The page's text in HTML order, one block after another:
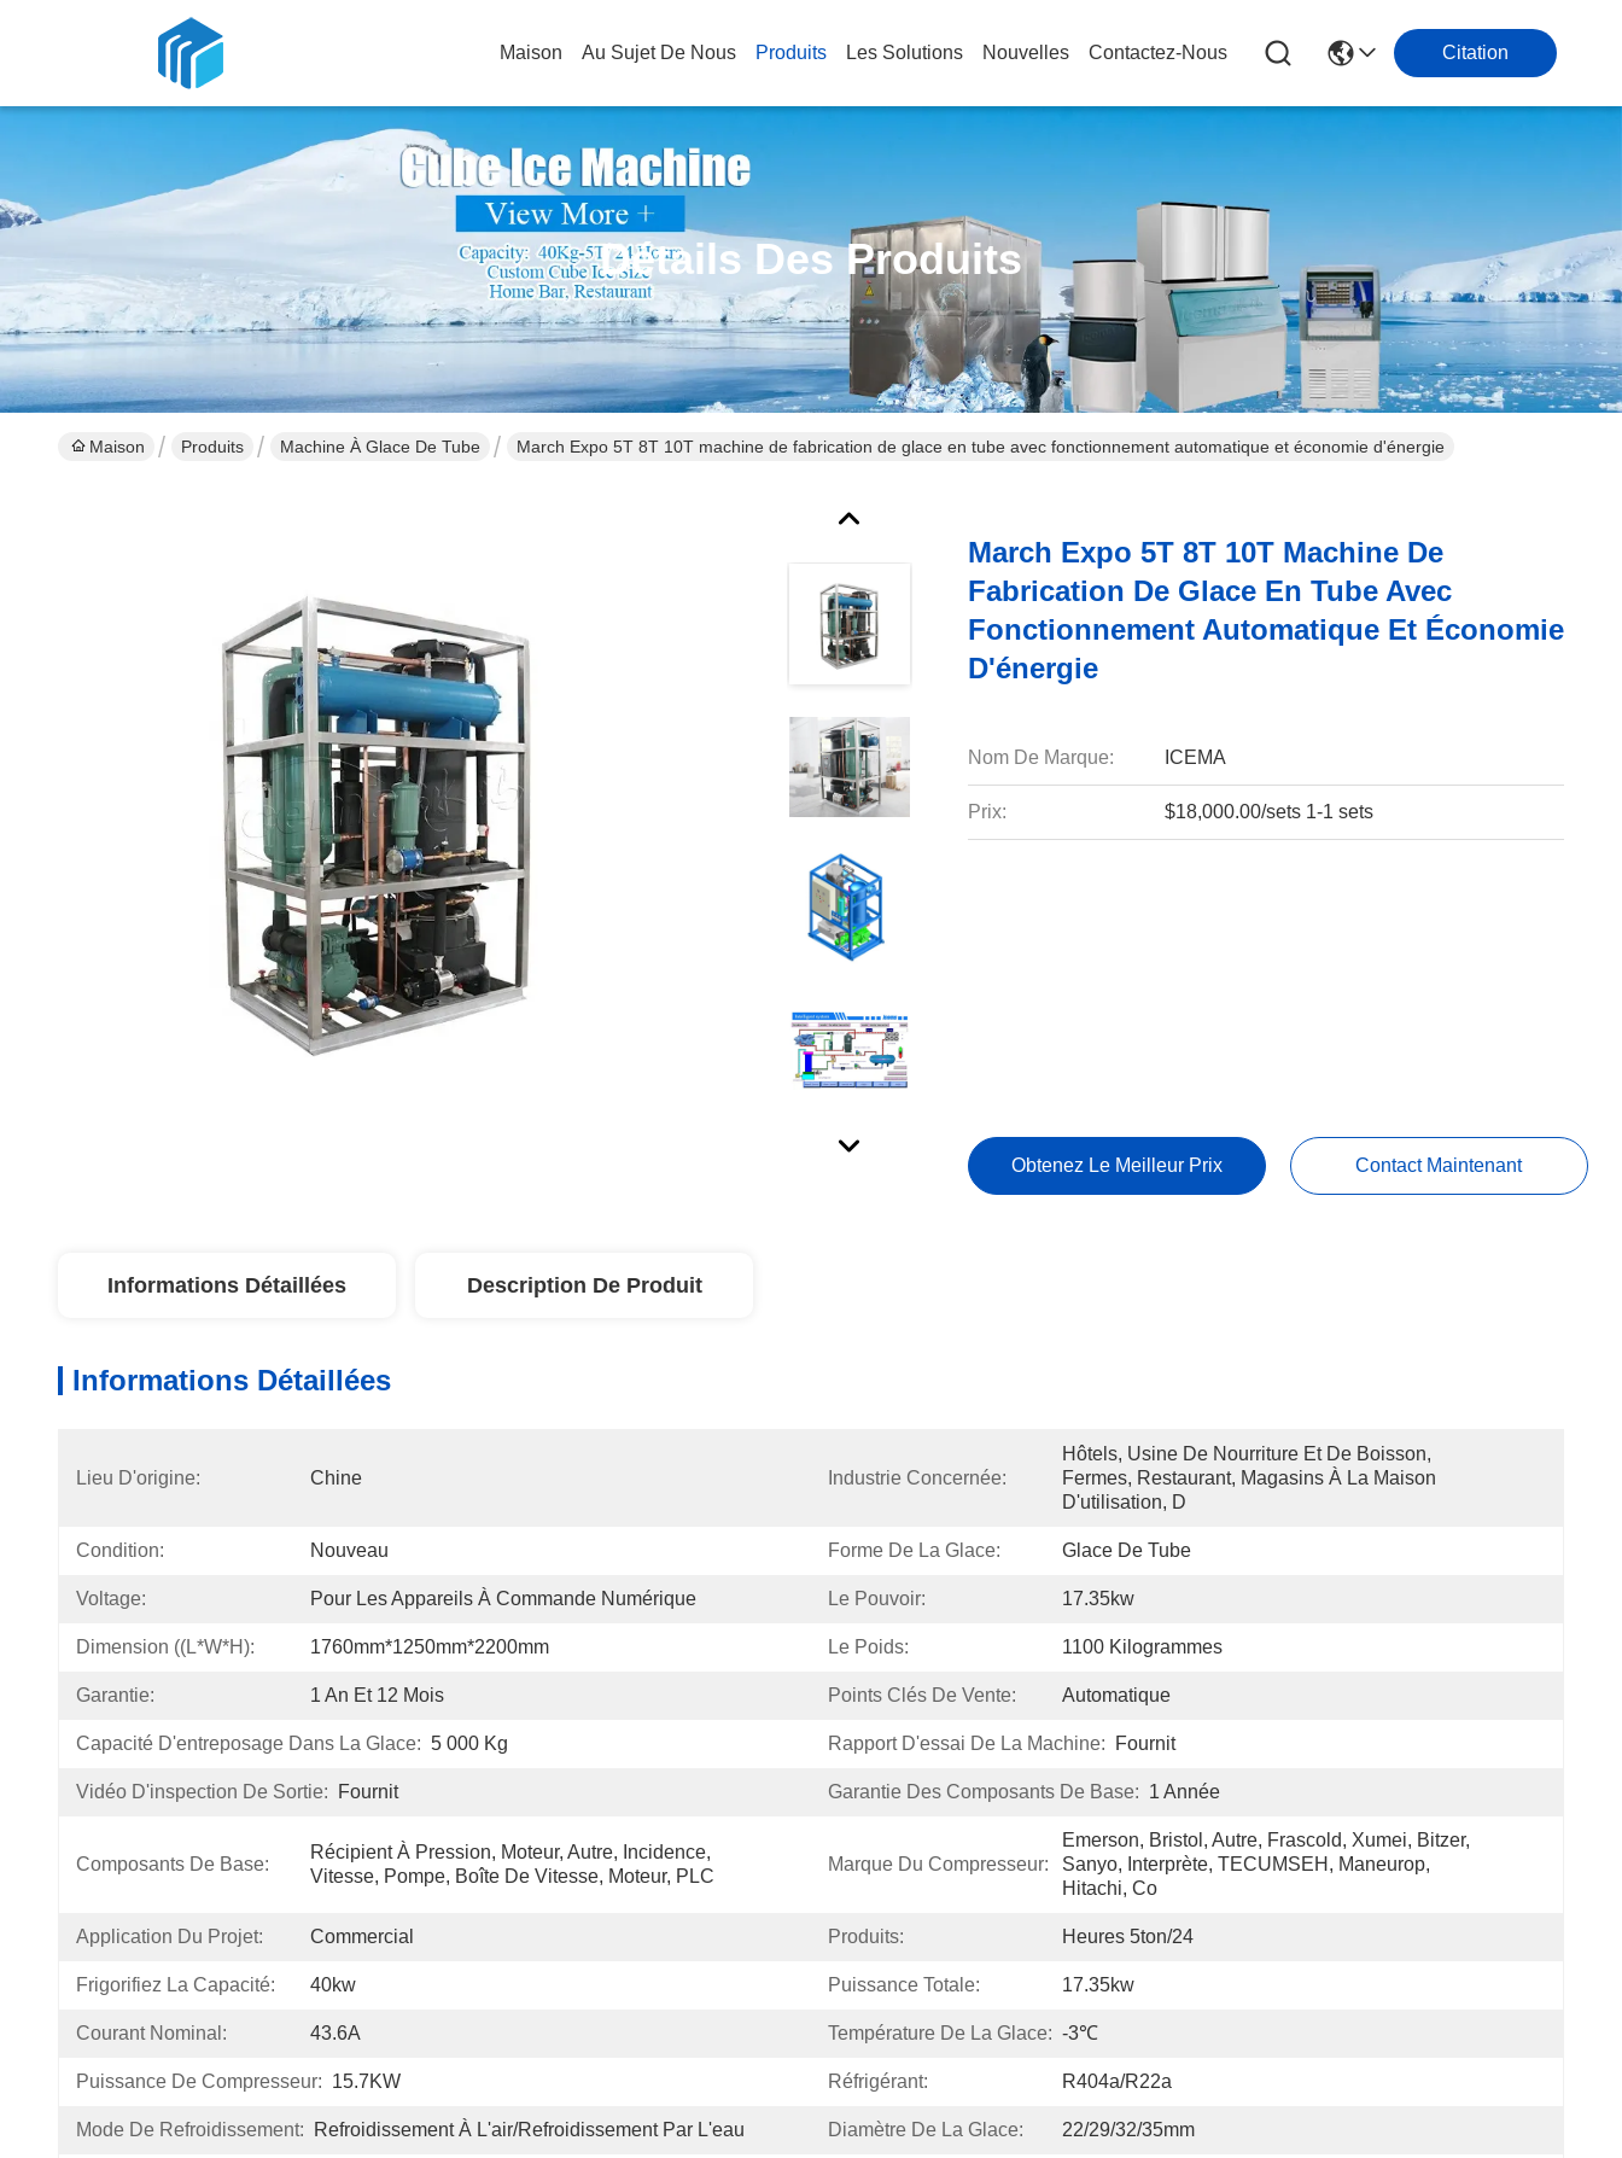
Maison Au Sujet De Nous Produits Les Solutions Nouvelles Contactez-Nous Citation
Détails Des Produits
Maison Produits Machine À Glace De Tube March Expo 5T 8T 10T machine de fabrication de glace en tube avec fonctionnement automatique et économie d'énergie
March Expo 5T 8T 10T Machine De
Fabrication De Glace En Tube Avec
Fonctionnement Automatique Et Économie
D'énergie
Nom De Marque: ICEMA
Prix: $18,000.00/sets 1-1 sets
Obtenez Le Meilleur Prix Contact Maintenant
Informations Détaillées Description De Produit
Informations Détaillées
Lieu D'origine: Chine Industrie Concernée:
Hôtels, Usine De Nourriture Et De Boisson,
Fermes, Restaurant, Magasins À La Maison
D'utilisation, D
Condition: Nouveau Forme De La Glace: Glace De Tube
Voltage: Pour Les Appareils À Commande Numérique Le Pouvoir: 17.35kw
Dimension ((L*W*H): 1760mm*1250mm*2200mm Le Poids: 1100 Kilogrammes
Garantie: 1 An Et 12 Mois Points Clés De Vente: Automatique
Capacité D'entreposage Dans La Glace: 5 000 Kg Rapport D'essai De La Machine: Fournit
Vidéo D'inspection De Sortie: Fournit Garantie Des Composants De Base: 1 Année
Composants De Base:
Récipient À Pression, Moteur, Autre, Incidence,
Vitesse, Pompe, Boîte De Vitesse, Moteur, PLC
Marque Du Compresseur:
Emerson, Bristol, Autre, Frascold, Xumei, Bitzer,
Sanyo, Interprète, TECUMSEH, Maneurop,
Hitachi, Co
Application Du Projet: Commercial Produits: Heures 5ton/24
Frigorifiez La Capacité: 40kw Puissance Totale: 17.35kw
Courant Nominal: 43.6A Température De La Glace: -3℃
Puissance De Compresseur: 15.7KW Réfrigérant: R404a/R22a
Mode De Refroidissement: Refroidissement À L'air/refroidissement Par L'eau Diamètre De La Glace: 22/29/32/35mm